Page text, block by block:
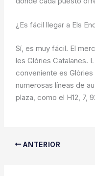
¿Es fácil llegar a Els
Sí, es muy fácil. El
les Glòries Catalanes.
conveniente es Glòries
numerosas líneas de
plaza, como el H12, 7,
ANTERIOR